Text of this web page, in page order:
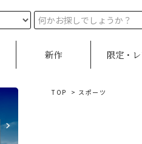
新作 限定・
TOP > スポーツ